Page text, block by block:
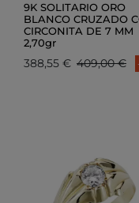
9K SOLITARIO ORO
BLANCO CRUZADO
CIRCONITA DE 7 MM
2,70gr
388,55 € 409,00 €